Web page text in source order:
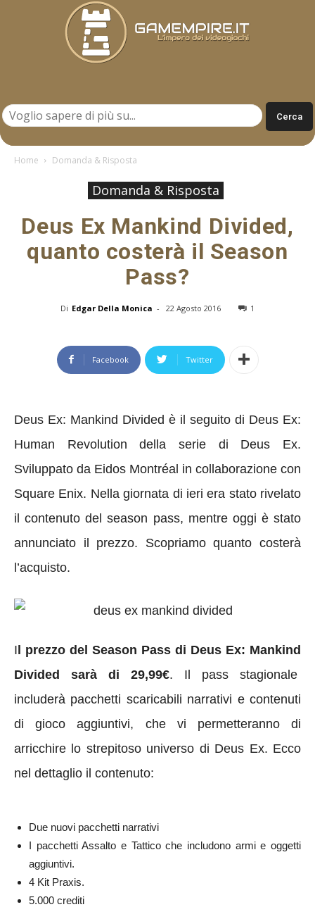
Home Domanda & Risposta
Domanda & Risposta
Deus Ex Mankind Divided,
quanto costerà il Season
Pass?
Di Edgar Della Monica - 22 Agosto 2016 1
Facebook Twitter
Deus Ex: Mankind Divided è il seguito di Deus Ex:
Human Revolution della serie di Deus Ex.
Sviluppato da Eidos Montréal in collaborazione con
Square Enix. Nella giornata di ieri era stato rivelato
il contenuto del season pass, mentre oggi è stato
annunciato il prezzo. Scopriamo quanto costerà
l’acquisto.
Il prezzo del Season Pass di Deus Ex: Mankind
Divided sarà di 29,99€. Il pass stagionale
includerà pacchetti scaricabili narrativi e contenuti
di gioco aggiuntivi, che vi permetteranno di
arricchire lo strepitoso universo di Deus Ex. Ecco
nel dettaglio il contenuto:
Due nuovi pacchetti narrativi
I pacchetti Assalto e Tattico che includono armi e oggetti
aggiuntivi.
4 Kit Praxis.
5.000 crediti